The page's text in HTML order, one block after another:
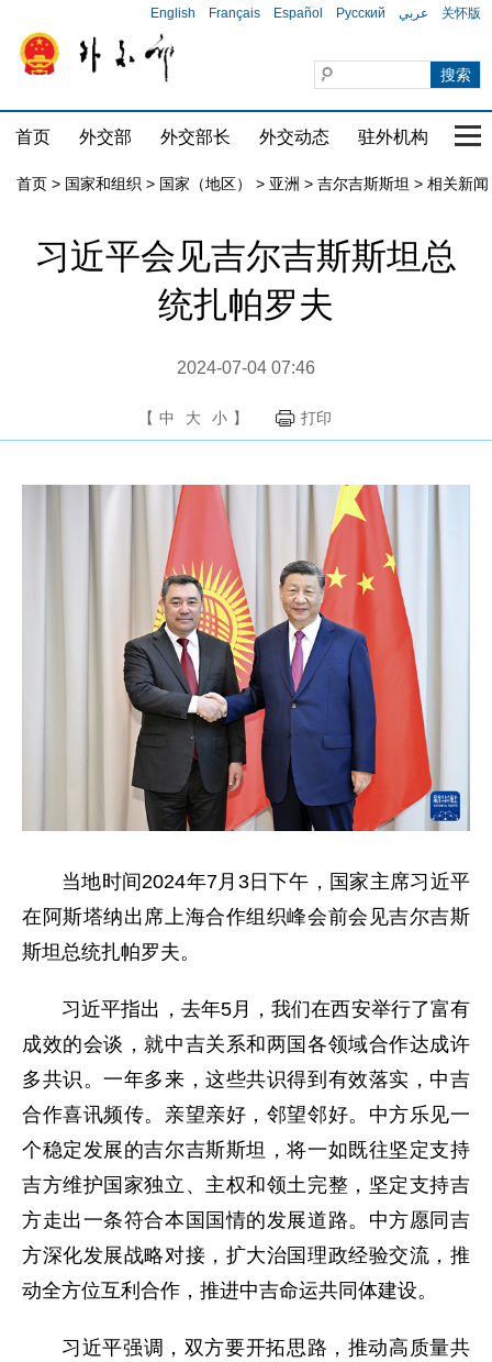
English Français Español Русский عربي 关怀版
首页 外交部 外交部长 外交动态 驻外机构 国
首页 > 国家和组织 > 国家（地区） > 亚洲 > 吉尔吉斯斯坦 > 相关新闻
习近平会见吉尔吉斯斯坦总
统扎帕罗夫
2024-07-04 07:46
【 中 大 小 】 打印
当地时间2024年7月3日下午，国家主席习近平
在阿斯塔纳出席上海合作组织峰会前会见吉尔吉斯
斯坦总统扎帕罗夫。
习近平指出，去年5月，我们在西安举行了富有
成效的会谈，就中吉关系和两国各领域合作达成许
多共识。一年多来，这些共识得到有效落实，中吉
合作喜讯频传。亲望亲好，邻望邻好。中方乐见一
个稳定发展的吉尔吉斯斯坦，将一如既往坚定支持
吉方维护国家独立、主权和领土完整，坚定支持吉
方走出一条符合本国国情的发展道路。中方愿同吉
方深化发展战略对接，扩大治国理政经验交流，推
动全方位互利合作，推进中吉命运共同体建设。
习近平强调，双方要开拓思路，推动高质量共